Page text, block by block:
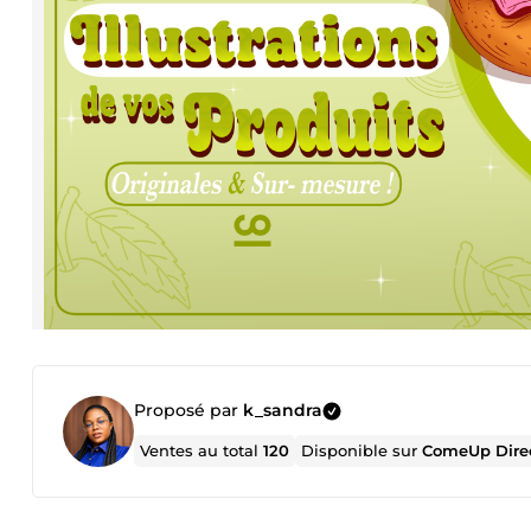
Proposé par k_sandra
Ventes au total120 Disponible surComeUp